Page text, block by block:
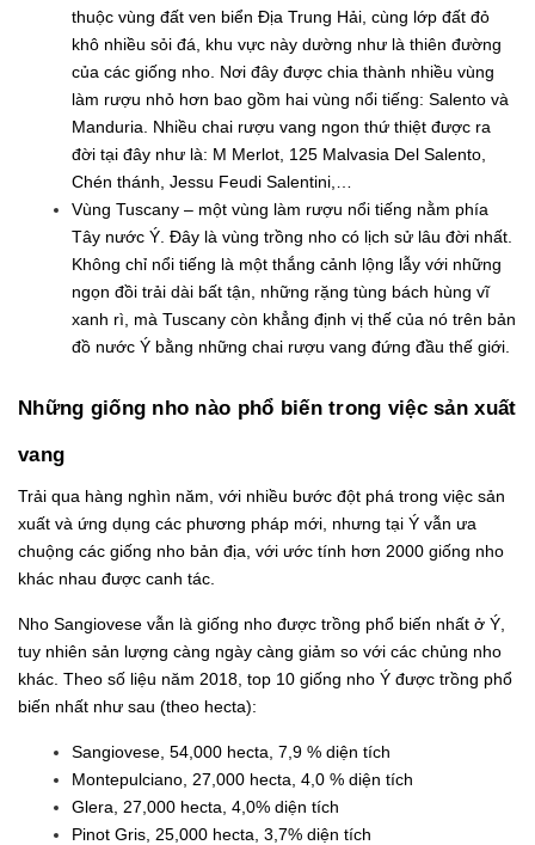
thuộc vùng đất ven biển Địa Trung Hải, cùng lớp đất đỏ
khô nhiều sỏi đá, khu vực này dường như là thiên đường
của các giống nho. Nơi đây được chia thành nhiều vùng
làm rượu nhỏ hơn bao gồm hai vùng nổi tiếng: Salento và
Manduria. Nhiều chai rượu vang ngon thứ thiệt được ra
đời tại đây như là: M Merlot, 125 Malvasia Del Salento,
Chén thánh, Jessu Feudi Salentini,…
Vùng Tuscany – một vùng làm rượu nổi tiếng nằm phía
Tây nước Ý. Đây là vùng trồng nho có lịch sử lâu đời nhất.
Không chỉ nổi tiếng là một thắng cảnh lộng lẫy với những
ngọn đồi trải dài bất tận, những rặng tùng bách hùng vĩ
xanh rì, mà Tuscany còn khẳng định vị thế của nó trên bản
đồ nước Ý bằng những chai rượu vang đứng đầu thế giới.
Những giống nho nào phổ biến trong việc sản xuất
vang
Trải qua hàng nghìn năm, với nhiều bước đột phá trong việc sản
xuất và ứng dụng các phương pháp mới, nhưng tại Ý vẫn ưa
chuộng các giống nho bản địa, với ước tính hơn 2000 giống nho
khác nhau được canh tác.
Nho Sangiovese vẫn là giống nho được trồng phổ biến nhất ở Ý,
tuy nhiên sản lượng càng ngày càng giảm so với các chủng nho
khác. Theo số liệu năm 2018, top 10 giống nho Ý được trồng phổ
biến nhất như sau (theo hecta):
Sangiovese, 54,000 hecta, 7,9 % diện tích
Montepulciano, 27,000 hecta, 4,0 % diện tích
Glera, 27,000 hecta, 4,0% diện tích
Pinot Gris, 25,000 hecta, 3,7% diện tích